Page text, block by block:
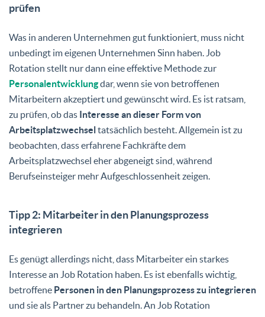
prüfen
Was in anderen Unternehmen gut funktioniert, muss nicht
unbedingt im eigenen Unternehmen Sinn haben. Job
Rotation stellt nur dann eine effektive Methode zur
Personalentwicklungdar, wenn sie von betroffenen
Mitarbeitern akzeptiert und gewünscht wird. Es ist ratsam,
zu prüfen, ob das Interesse an dieser Form von
Arbeitsplatzwechseltatsächlich besteht. Allgemein ist zu
beobachten, dass erfahrene Fachkräfte dem
Arbeitsplatzwechsel eher abgeneigt sind, während
Berufseinsteiger mehr Aufgeschlossenheit zeigen.
Tipp 2: Mitarbeiter in den Planungsprozess
integrieren
Es genügt allerdings nicht, dass Mitarbeiter ein starkes
Interesse an Job Rotation haben. Es ist ebenfalls wichtig,
betroffene Personen in den Planungsprozess zu integrieren
und sie als Partner zu behandeln. An Job Rotation